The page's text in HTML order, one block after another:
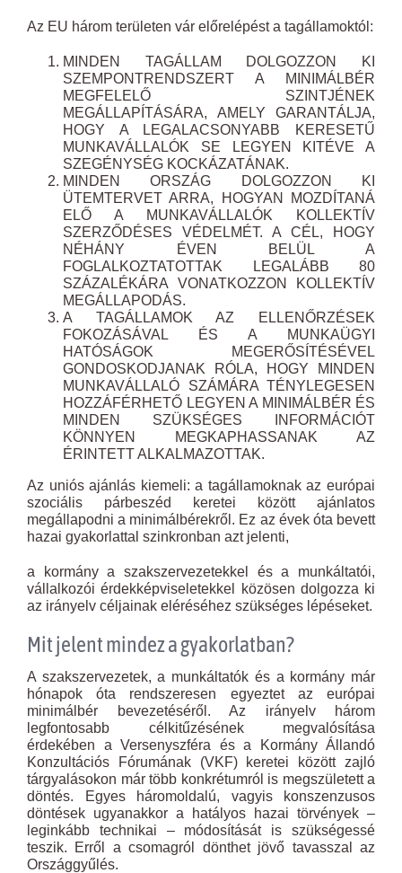
Az EU három területen vár előrelépést a tagállamoktól:
MINDEN TAGÁLLAM DOLGOZZON KI
SZEMPONTRENDSZERT A MINIMÁLBÉR
MEGFELELŐ SZINTJÉNEK
MEGÁLLAPÍTÁSÁRA, AMELY GARANTÁLJA,
HOGY A LEGALACSONYABB KERESETŰ
MUNKAVÁLLALÓK SE LEGYEN KITÉVE A
SZEGÉNYSÉG KOCKÁZATÁNAK.
MINDEN ORSZÁG DOLGOZZON KI
ÜTEMTERVET ARRA, HOGYAN MOZDÍTANÁ
ELŐ A MUNKAVÁLLALÓK KOLLEKTÍV
SZERZŐDÉSES VÉDELMÉT. A CÉL, HOGY
NÉHÁNY ÉVEN BELÜL A
FOGLALKOZTATOTTAK LEGALÁBB 80
SZÁZALÉKÁRA VONATKOZZON KOLLEKTÍV
MEGÁLLAPODÁS.
A TAGÁLLAMOK AZ ELLENŐRZÉSEK
FOKOZÁSÁVAL ÉS A MUNKAÜGYI
HATÓSÁGOK MEGERŐSÍTÉSÉVEL
GONDOSKODJANAK RÓLA, HOGY MINDEN
MUNKAVÁLLALÓ SZÁMÁRA TÉNYLEGESEN
HOZZÁFÉRHETŐ LEGYEN A MINIMÁLBÉR ÉS
MINDEN SZÜKSÉGES INFORMÁCIÓT
KÖNNYEN MEGKAPHASSANAK AZ
ÉRINTETT ALKALMAZOTTAK.
Az uniós ajánlás kiemeli: a tagállamoknak az európai
szociális párbeszéd keretei között ajánlatos
megállapodni a minimálbérekről. Ez az évek óta bevett
hazai gyakorlattal szinkronban azt jelenti,
a kormány a szakszervezetekkel és a munkáltatói,
vállalkozói érdekképviseletekkel közösen dolgozza ki
az irányelv céljainak eléréséhez szükséges lépéseket.
Mit jelent mindez a gyakorlatban?
A szakszervezetek, a munkáltatók és a kormány már
hónapok óta rendszeresen egyeztet az európai
minimálbér bevezetéséről. Az irányelv három
legfontosabb célkitűzésének megvalósítása
érdekében a Versenyszféra és a Kormány Állandó
Konzultációs Fórumának (VKF) keretei között zajló
tárgyalásokon már több konkrétumról is megszületett a
döntés. Egyes háromoldalú, vagyis konszenzusos
döntések ugyanakkor a hatályos hazai törvények –
leginkább technikai – módosítását is szükségessé
teszik. Erről a csomagról dönthet jövő tavasszal az
Országgyűlés.